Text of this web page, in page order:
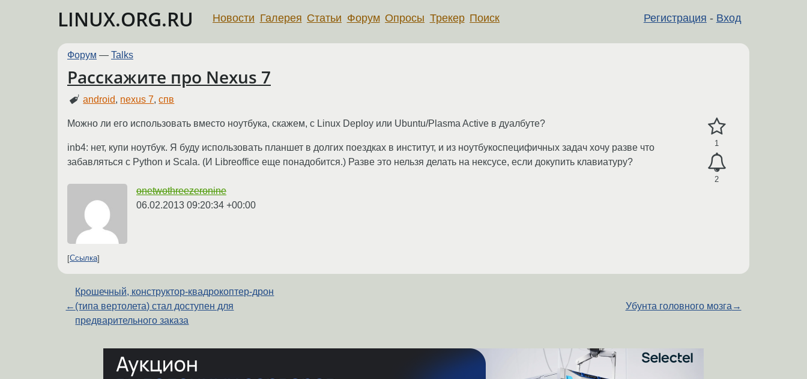
LINUX.ORG.RU Регистрация - Вход
Новости Галерея Статьи Форум Опросы Трекер Поиск
Форум — Talks
Расскажите про Nexus 7
android, nexus 7,спв
1
2
Можно ли его использовать вместо ноутбука, скажем, с Linux Deploy или Ubuntu/Plasma Active в дуалбуте?
inb4: нет, купи ноутбук. Я буду использовать планшет в долгих поездках в институт, и из ноутбукоспецифичных задач хочу разве что
забавляться с Python и Scala. (И Libreoffice еще понадобится.) Разве это нельзя делать на нексусе, если докупить клавиатуру?
onetwothreezeronine
06.02.2013 09:20:34 +00:00
Ссылка
←
Крошечный, конструктор-квадрокоптер-дрон
(типа вертолета) стал доступен для
предварительного заказа
Убунта головного мозга →